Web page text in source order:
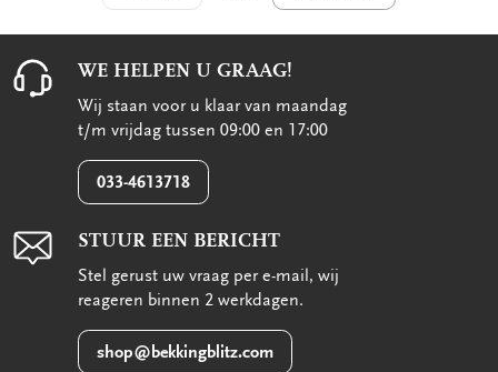
WE HELPEN U GRAAG!
Wij staan voor u klaar van maandag
t/m vrijdag tussen 09:00 en 17:00
033-4613718
STUUR EEN BERICHT
Stel gerust uw vraag per e-mail, wij
reageren binnen 2 werkdagen.
shop@bekkingblitz.com